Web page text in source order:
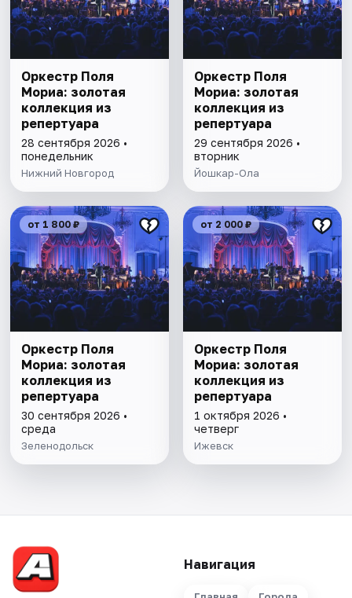
Оркестр Поля
Мориа: золотая
коллекция из
репертуара
28 сентября 2026 •
понедельник
Нижний Новгород
Оркестр Поля
Мориа: золотая
коллекция из
репертуара
29 сентября 2026 •
вторник
Йошкар-Ола
от 1 800 ₽
Оркестр Поля
Мориа: золотая
коллекция из
репертуара
30 сентября 2026 •
среда
Зеленодольск
от 2 000 ₽
Оркестр Поля
Мориа: золотая
коллекция из
репертуара
1 октября 2026 •
четверг
Ижевск
Навигация